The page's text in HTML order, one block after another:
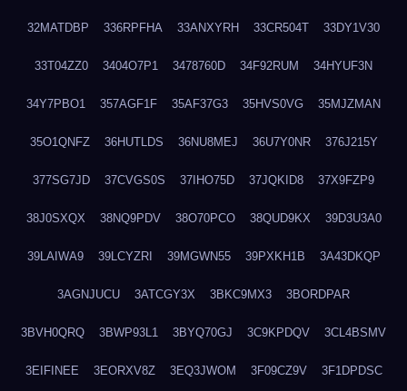
32MATDBP 336RPFHA 33ANXYRH 33CR504T 33DY1V30
33T04ZZ0 3404O7P1 3478760D 34F92RUM 34HYUF3N
34Y7PBO1 357AGF1F 35AF37G3 35HVS0VG 35MJZMAN
35O1QNFZ 36HUTLDS 36NU8MEJ 36U7Y0NR 376J215Y
377SG7JD 37CVGS0S 37IHO75D 37JQKID8 37X9FZP9
38J0SXQX 38NQ9PDV 38O70PCO 38QUD9KX 39D3U3A0
39LAIWA9 39LCYZRI 39MGWN55 39PXKH1B 3A43DKQP
3AGNJUCU 3ATCGY3X 3BKC9MX3 3BORDPAR
3BVH0QRQ 3BWP93L1 3BYQ70GJ 3C9KPDQV 3CL4BSMV
3EIFINEE 3EORXV8Z 3EQ3JWOM 3F09CZ9V 3F1DPDSC